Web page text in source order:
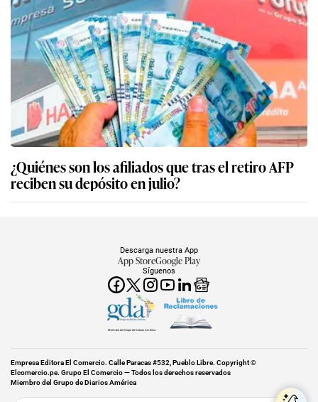
¿Quiénes son los afiliados que tras el retiro AFP
reciben su depósito en julio?
Síguenos
Descarga nuestra App
App StoreGoogle Play
Miembro del Grupo de Diarios América
Empresa Editora El Comercio. Calle Paracas #532, Pueblo Libre. Copyright ©
Elcomercio.pe. Grupo El Comercio — Todos los derechos reservados
Miembro del Grupo de Diarios América